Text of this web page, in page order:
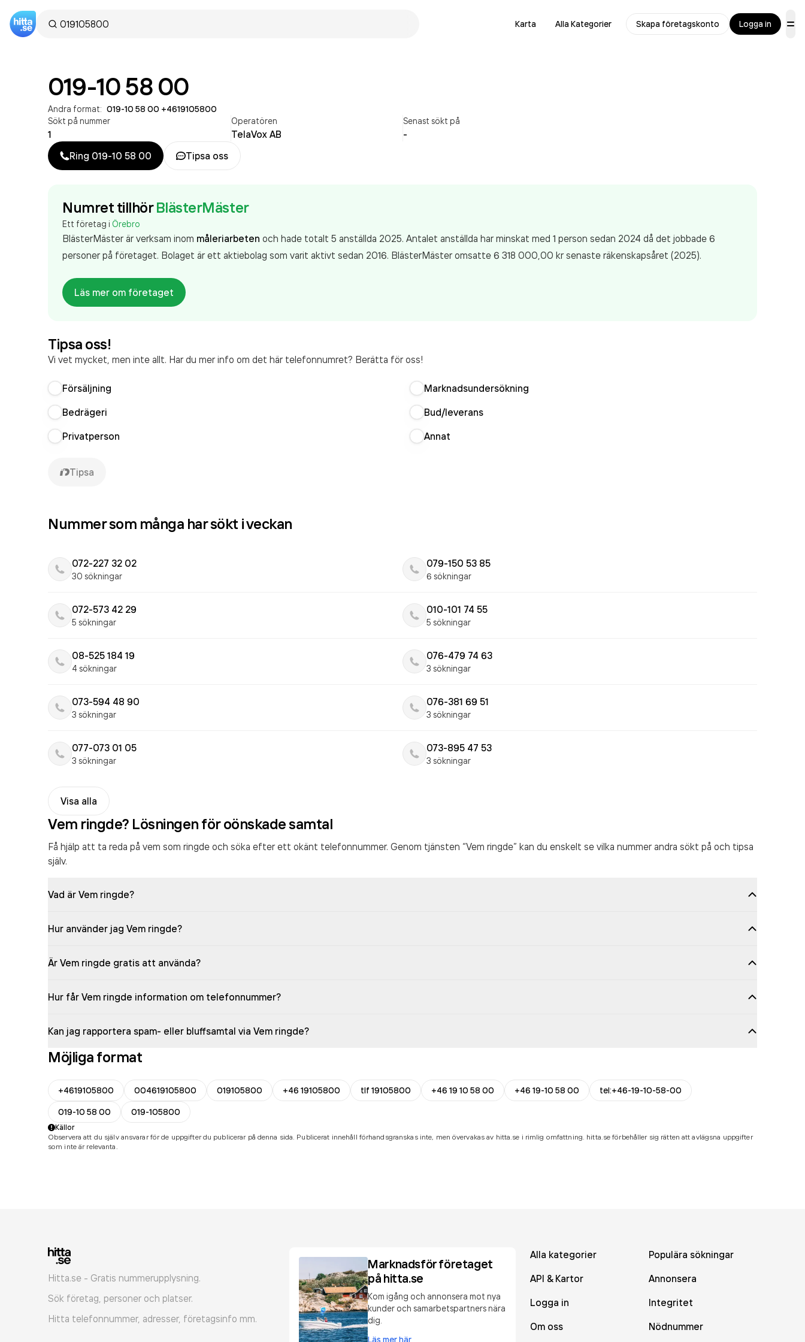
Karta Alla Kategorier Skapa företagskonto Logga in
019-10 58 00
Andra format: 019-10 58 00 +4619105800
Sökt på nummer
1
Operatören
TelaVox AB
Senast sökt på
-
Ring 019-10 58 00 Tipsa oss
Numret tillhör BlästerMäster
Ett företag i Örebro
BlästerMäster är verksam inom måleriarbeten och hade totalt 5 anställda 2025. Antalet anställda har minskat med 1 person sedan 2024 då det jobbade 6
personer på företaget. Bolaget är ett aktiebolag som varit aktivt sedan 2016. BlästerMästeromsatte 6 318 000,00 krsenaste räkenskapsåret (2025).
Läs mer om företaget
Tipsa oss!
Vi vet mycket, men inte allt. Har du mer info om det här telefonnumret? Berätta för oss!
Försäljning
Marknadsundersökning
Bedrägeri
Bud/leverans
Privatperson
Annat
Tipsa
Nummer som många har sökt i veckan
072-227 32 02
30 sökningar
079-150 53 85
6 sökningar
072-573 42 29
5 sökningar
010-101 74 55
5 sökningar
08-525 184 19
4 sökningar
076-479 74 63
3 sökningar
073-594 48 90
3 sökningar
076-381 69 51
3 sökningar
077-073 01 05
3 sökningar
073-895 47 53
3 sökningar
Visa alla
Vem ringde? Lösningen för oönskade samtal
Få hjälp att ta reda på vem som ringde och söka efter ett okänt telefonnummer. Genom tjänsten “Vem ringde” kan du enskelt se vilka nummer andra sökt på och tipsa
själv.
Vad är Vem ringde?
Hur använder jag Vem ringde?
Är Vem ringde gratis att använda?
Hur får Vem ringde information om telefonnummer?
Kan jag rapportera spam- eller bluffsamtal via Vem ringde?
Möjliga format
+4619105800 004619105800 019105800 +46 19105800 tlf 19105800 +46 19 10 58 00 +46 19-10 58 00
tel:+46-19-10-58-00
019-10 58 00
019-105800
Källor
Observera att du själv ansvarar för de uppgifter du publicerar på denna sida. Publicerat innehåll förhandsgranskas inte, men övervakas av hitta.se i rimlig omfattning. hitta.se förbehåller sig rätten att avlägsna uppgifter
som inte är relevanta.
Hitta.se - Gratis nummerupplysning.
Sök företag, personer och platser.
Hitta telefonnummer, adresser, företagsinfo mm.
Marknadsför företaget
på hitta.se
Kom igång och annonsera mot nya
kunder och samarbetspartners nära
dig.
Läs mer här
Alla kategorier
Populära sökningar
API & Kartor
Annonsera
Logga in
Integritet
Om oss
Nödnummer